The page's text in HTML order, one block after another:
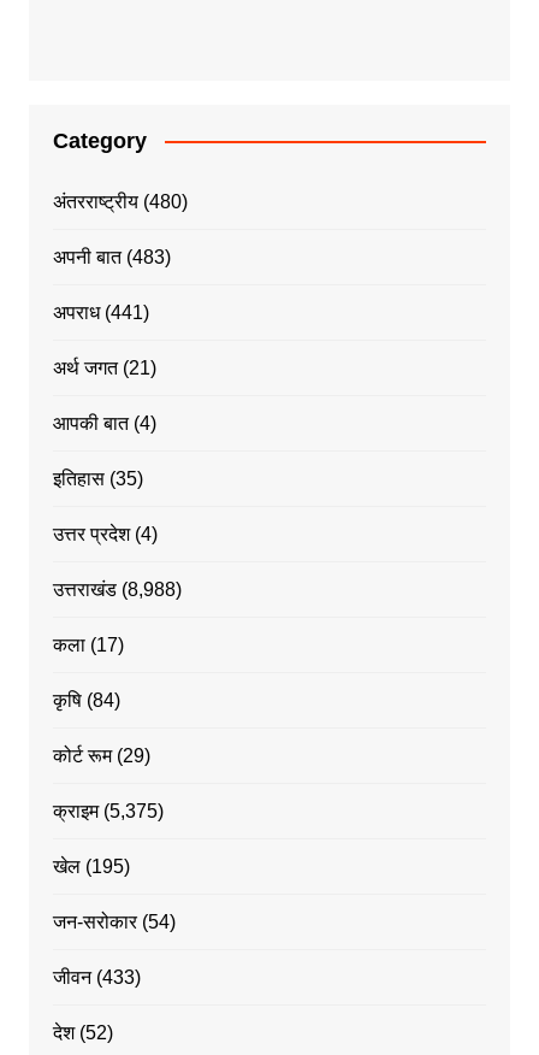
Category
अंतरराष्ट्रीय(480)
अपनी बात(483)
अपराध(441)
अर्थ जगत(21)
आपकी बात(4)
इतिहास(35)
उत्तर प्रदेश(4)
उत्तराखंड(8,988)
कला(17)
कृषि(84)
कोर्ट रूम(29)
क्राइम(5,375)
खेल(195)
जन-सरोकार(54)
जीवन(433)
देश(52)